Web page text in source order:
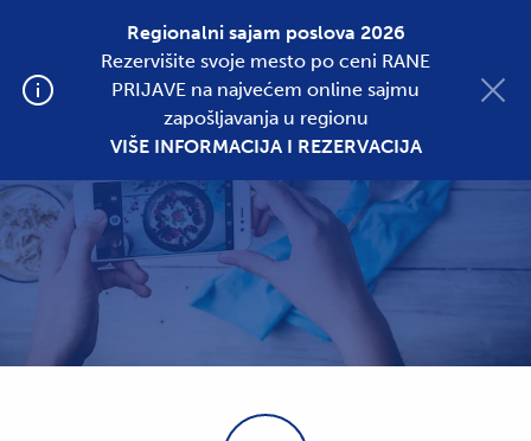
Regionalni sajam poslova 2026
Rezervišite svoje mesto po ceni RANE
PRIJAVE na najvećem online sajmu
zapošljavanja u regionu
VIŠE INFORMACIJA I REZERVACIJA
Postavite oglas